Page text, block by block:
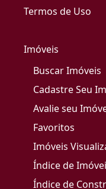
Termos de Uso
Imóveis
Buscar Imóveis
Cadastre Seu
Avalie seu
Favoritos
Imóveis
Índice de
Índice de